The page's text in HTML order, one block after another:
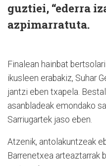
guztiei, “ederra
azpimarratuta.
Finalean hainbat
ikusleen erabakiz, Suhar
jantzi eben txapela.
asanbladeak emondako
Sarriugartek jaso eben.
Atzenik, antolakuntzeak
Barrenetxea arteaztarrak